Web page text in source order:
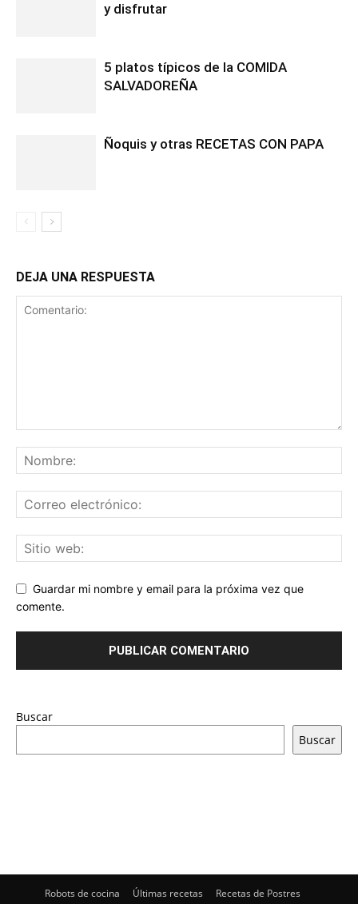
y disfrutar
5 platos típicos de la COMIDA
SALVADOREÑA
Ñoquis y otras RECETAS CON PAPA
DEJA UNA RESPUESTA
Guardar mi nombre y email para la próxima vez que
comente.
Buscar
Buscar
Robots de cocina Últimas recetas
Recetas de Postres